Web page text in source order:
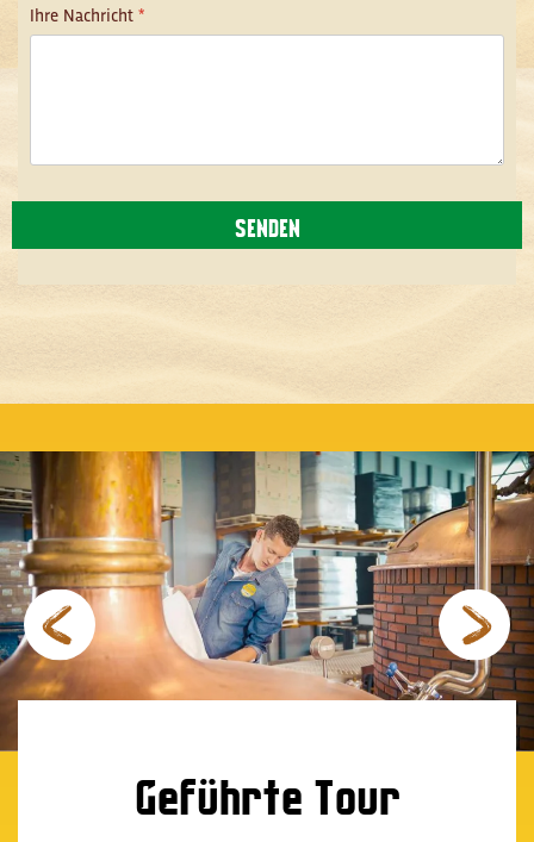
Ihre Nachricht *
SENDEN
Geführte Tour